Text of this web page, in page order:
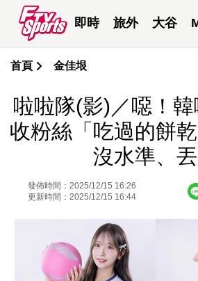
即時 旅外 大谷
首頁 金佳垠
啦啦隊(影)／噁！
收粉絲「吃過的餅
沒水準、
發佈時間：2025/12/15 16:26
更新時間：2025/12/15 16:44